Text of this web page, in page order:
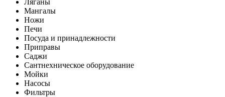
Мангалы
Ножи
Печи
Посуда и принадлежности
Приправы
Саджи
Сантнехническое оборудование
Мойки
Насосы
Фильтры